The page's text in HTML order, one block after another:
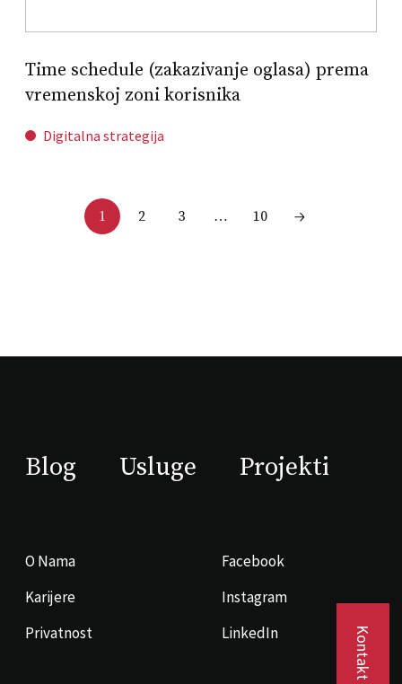
Kontakt
Time schedule (zakazivanje oglasa) prema
vremenskoj zoni korisnika
Digitalna strategija
1 2 3 … 10
Blog Usluge Projekti
O Nama
Karijere
Privatnost
Facebook
Instagram
LinkedIn